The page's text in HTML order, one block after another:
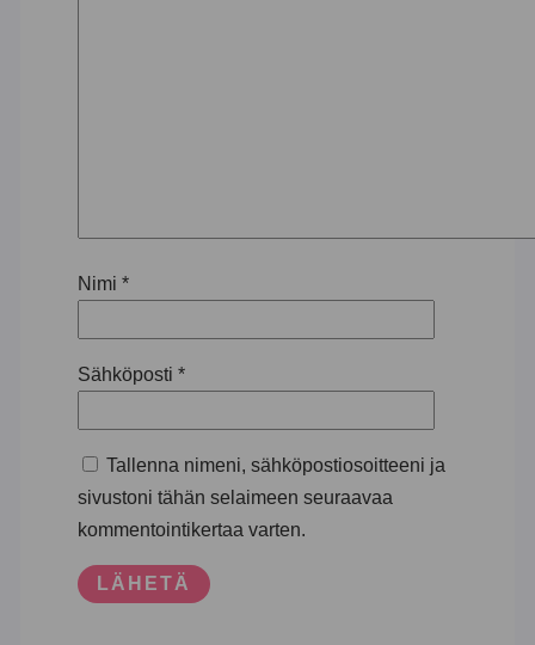
Nimi *
Sähköposti *
Tallenna nimeni, sähköpostiosoitteeni ja
sivustoni tähän selaimeen seuraavaa
kommentointikertaa varten.